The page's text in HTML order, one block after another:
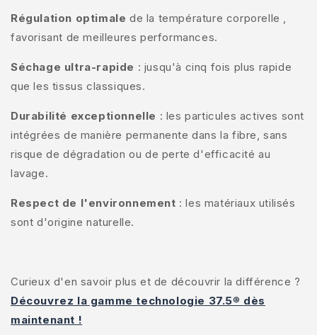
Régulation optimale de la température corporelle ,
favorisant de meilleures performances.
Séchage ultra-rapide : jusqu'à cinq fois plus rapide
que les tissus classiques.
Durabilité exceptionnelle : les particules actives sont
intégrées de manière permanente dans la fibre, sans
risque de dégradation ou de perte d'efficacité au
lavage.
Respect de l'environnement : les matériaux utilisés
sont d'origine naturelle.
Curieux d'en savoir plus et de découvrir la différence ?
Découvrez la gamme technologie 37.5® dès
maintenant !
PROFITEZ DE 10 % DE
première commande et un accès exclusif à nos meilleures
offres.
Email